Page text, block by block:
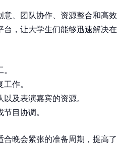
、团队协作、资源整合和高
台，让大学生们能够迅速解决
作。
及表演嘉宾的资源。
目协调。
晚会紧张的准备周期，提高